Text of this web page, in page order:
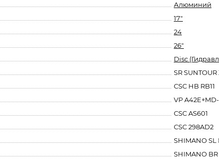
Алюминий
17"
24
26"
Disc
SR
CSC HB RB11
VP
CSC AS601
CSC 298AD2
SHIMANO SL
SHIMANO